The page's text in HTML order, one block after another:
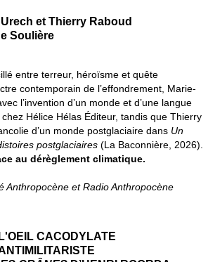
et Thierry Raboud
Soulière
entre terreur, héroïsme et quête
contemporain de l’effondrement, Marie-
l’invention d’un monde et d’une langue
Hélice Hélas Éditeur, tandis que Thierry
d’un monde postglaciaire dans Un
postglaciaires (La Baconnière, 2026).
au dérèglement climatique.
Anthropocène et Radio Anthropocène
CACODYLATE